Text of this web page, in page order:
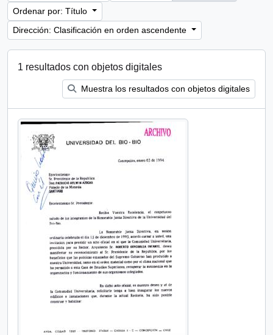
Ordenar por: Título
Dirección: Clasificación en orden ascendente
1 resultados con objetos digitales
Muestra los resultados con objetos digitales